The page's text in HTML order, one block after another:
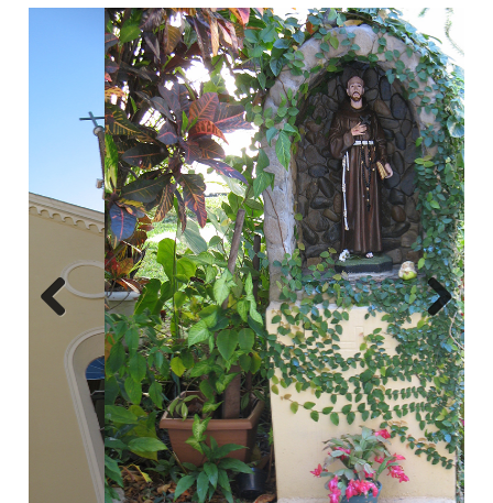
Previous Next